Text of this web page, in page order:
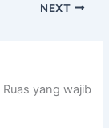
NEXT
Ruas yang wajib